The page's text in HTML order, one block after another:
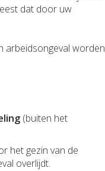
dat door uw
arbeidsongeval worden
(buiten het
het gezin van de
overlijdt.